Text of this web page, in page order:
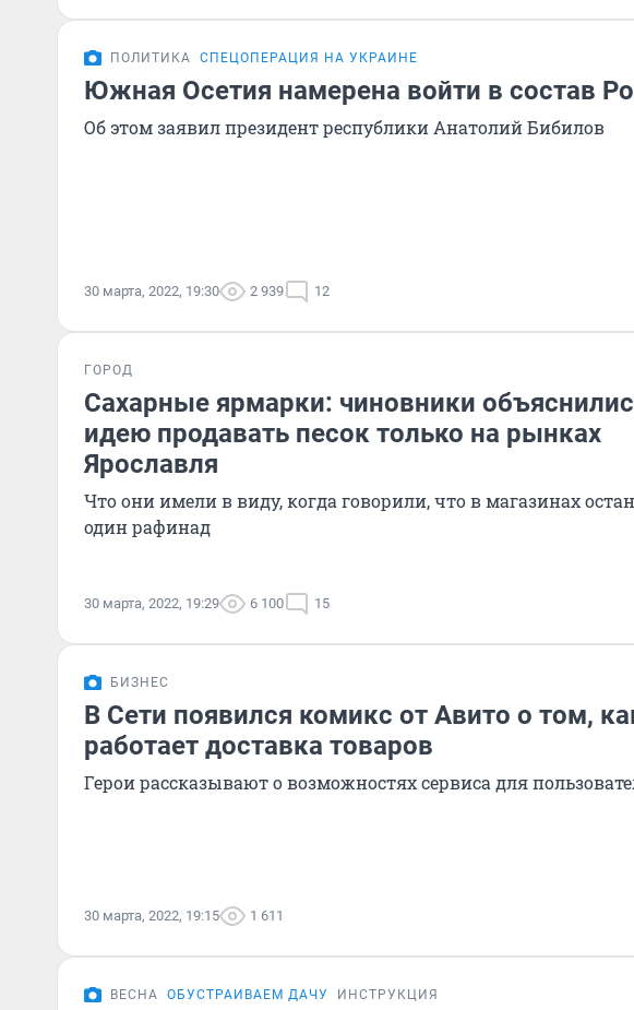
ПОЛИТИКА СПЕЦОПЕРАЦИЯ НА УКРАИНЕ
Южная Осетия намерена войти в состав
Об этом заявил президент республики Анатолий Бибилов
30 марта, 2022, 19:30 2 939 12
ГОРОД
Сахарные ярмарки: чиновники
идею продавать песок только на рынках
Ярославля
Что они имели в виду, когда говорили, что в магазинах
один рафинад
30 марта, 2022, 19:29 6 100 15
БИЗНЕС
В Сети появился комикс от Авито о том,
работает доставка товаров
Герои рассказывают о возможностях сервиса для
30 марта, 2022, 19:15 1 611
ВЕСНА ОБУСТРАИВАЕМ ДАЧУ ИНСТРУКЦИЯ